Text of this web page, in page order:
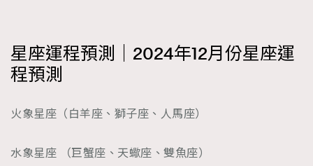
星座運程預測｜2024年12月份星座運
程預測
火象星座（白羊座、獅子座、人馬座）
水象星座 （巨蟹座、天蠍座、雙魚座）